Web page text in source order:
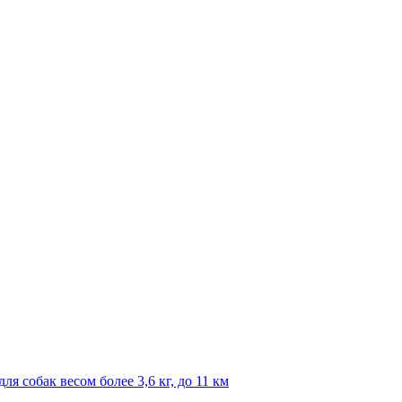
собак весом более 3,6 кг, до 11 км